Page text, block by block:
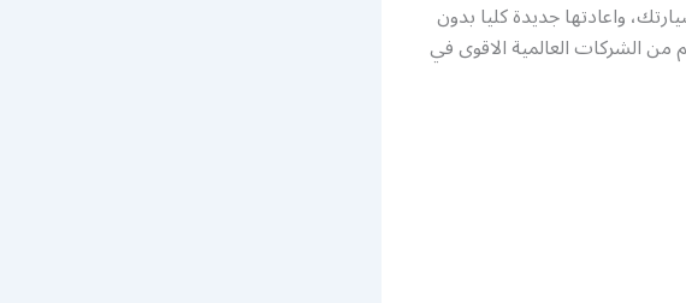
واعادتها جديدة كليا بدون
الشركات العالمية الاقوى في